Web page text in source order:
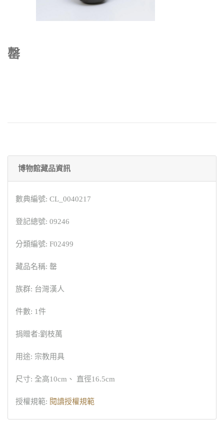
罄
博物館藏品資訊
數典編號: CL_0040217
登記總號: 09246
分類編號: F02499
藏品名稱: 罄
族群: 台灣漢人
件數: 1件
捐贈者:劉枝萬
用途: 宗教用具
尺寸: 全高10cm、 直徑16.5cm
授權規範: 閱讀授權規範